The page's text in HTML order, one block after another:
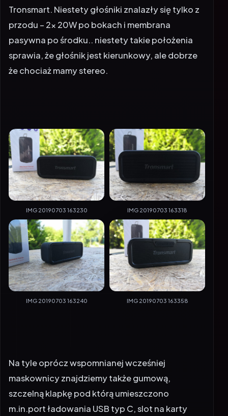
Tronsmart. Niestety głośniki znalazły się tylko z
przodu – 2x 20W po bokach i membrana
pasywna po środku.. niestety takie położenia
sprawia, że głośnik jest kierunkowy, ale dobrze
że chociaż mamy stereo.
IMG 20190703 163230 IMG 20190703 163318
IMG 20190703 163240 IMG 20190703 163358
Na tyle oprócz wspomnianej wcześniej
maskownicy znajdziemy także gumową,
szczelną klapkę pod którą umieszczono
m.in.port ładowania USB typ C, slot na karty